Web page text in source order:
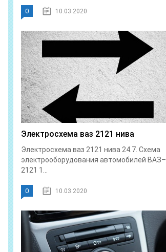
0 10.03.2020
Электросхема ваз 2121 нива
Электросхема ваз 2121 нива 24.7. Схема
электрооборудования автомобилей ВАЗ–
2121 1...
0 10.03.2020